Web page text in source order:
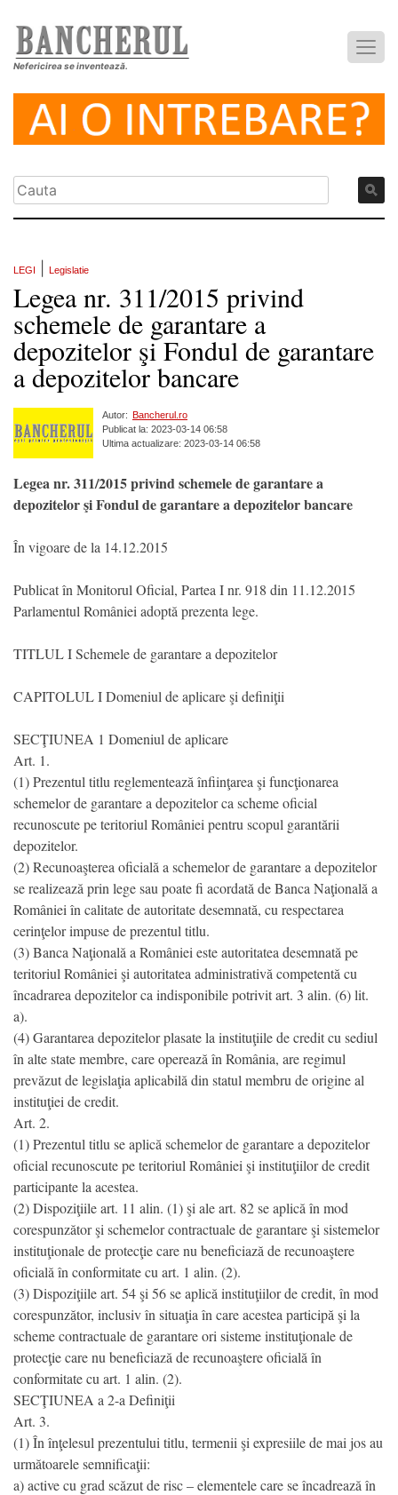
Nefericirea se inventează.
LEGI Legislatie
Legea nr. 311/2015 privind
schemele de garantare a
depozitelor şi Fondul de garantare
a depozitelor bancare
Autor: Bancherul.ro
Publicat la: 2023-03-14 06:58
Ultima actualizare: 2023-03-14 06:58
Legea nr. 311/2015 privind schemele de garantare a
depozitelor şi Fondul de garantare a depozitelor bancare
În vigoare de la 14.12.2015
Publicat în Monitorul Oficial, Partea I nr. 918 din 11.12.2015
Parlamentul României adoptă prezenta lege.
TITLUL I Schemele de garantare a depozitelor
CAPITOLUL I Domeniul de aplicare şi definiţii
SECŢIUNEA 1 Domeniul de aplicare
Art. 1.
(1) Prezentul titlu reglementează înfiinţarea şi funcţionarea
schemelor de garantare a depozitelor ca scheme oficial
recunoscute pe teritoriul României pentru scopul garantării
depozitelor.
(2) Recunoaşterea oficială a schemelor de garantare a depozitelor
se realizează prin lege sau poate fi acordată de Banca Naţională a
României în calitate de autoritate desemnată, cu respectarea
cerinţelor impuse de prezentul titlu.
(3) Banca Naţională a României este autoritatea desemnată pe
teritoriul României şi autoritatea administrativă competentă cu
încadrarea depozitelor ca indisponibile potrivit art. 3 alin. (6) lit.
a).
(4) Garantarea depozitelor plasate la instituţiile de credit cu sediul
în alte state membre, care operează în România, are regimul
prevăzut de legislaţia aplicabilă din statul membru de origine al
instituţiei de credit.
Art. 2.
(1) Prezentul titlu se aplică schemelor de garantare a depozitelor
oficial recunoscute pe teritoriul României şi instituţiilor de credit
participante la acestea.
(2) Dispoziţiile art. 11 alin. (1) şi ale art. 82 se aplică în mod
corespunzător şi schemelor contractuale de garantare şi sistemelor
instituţionale de protecţie care nu beneficiază de recunoaştere
oficială în conformitate cu art. 1 alin. (2).
(3) Dispoziţiile art. 54 şi 56 se aplică instituţiilor de credit, în mod
corespunzător, inclusiv în situaţia în care acestea participă şi la
scheme contractuale de garantare ori sisteme instituţionale de
protecţie care nu beneficiază de recunoaştere oficială în
conformitate cu art. 1 alin. (2).
SECŢIUNEA a 2-a Definiţii
Art. 3.
(1) În înţelesul prezentului titlu, termenii şi expresiile de mai jos au
următoarele semnificaţii:
a) active cu grad scăzut de risc – elementele care se încadrează în